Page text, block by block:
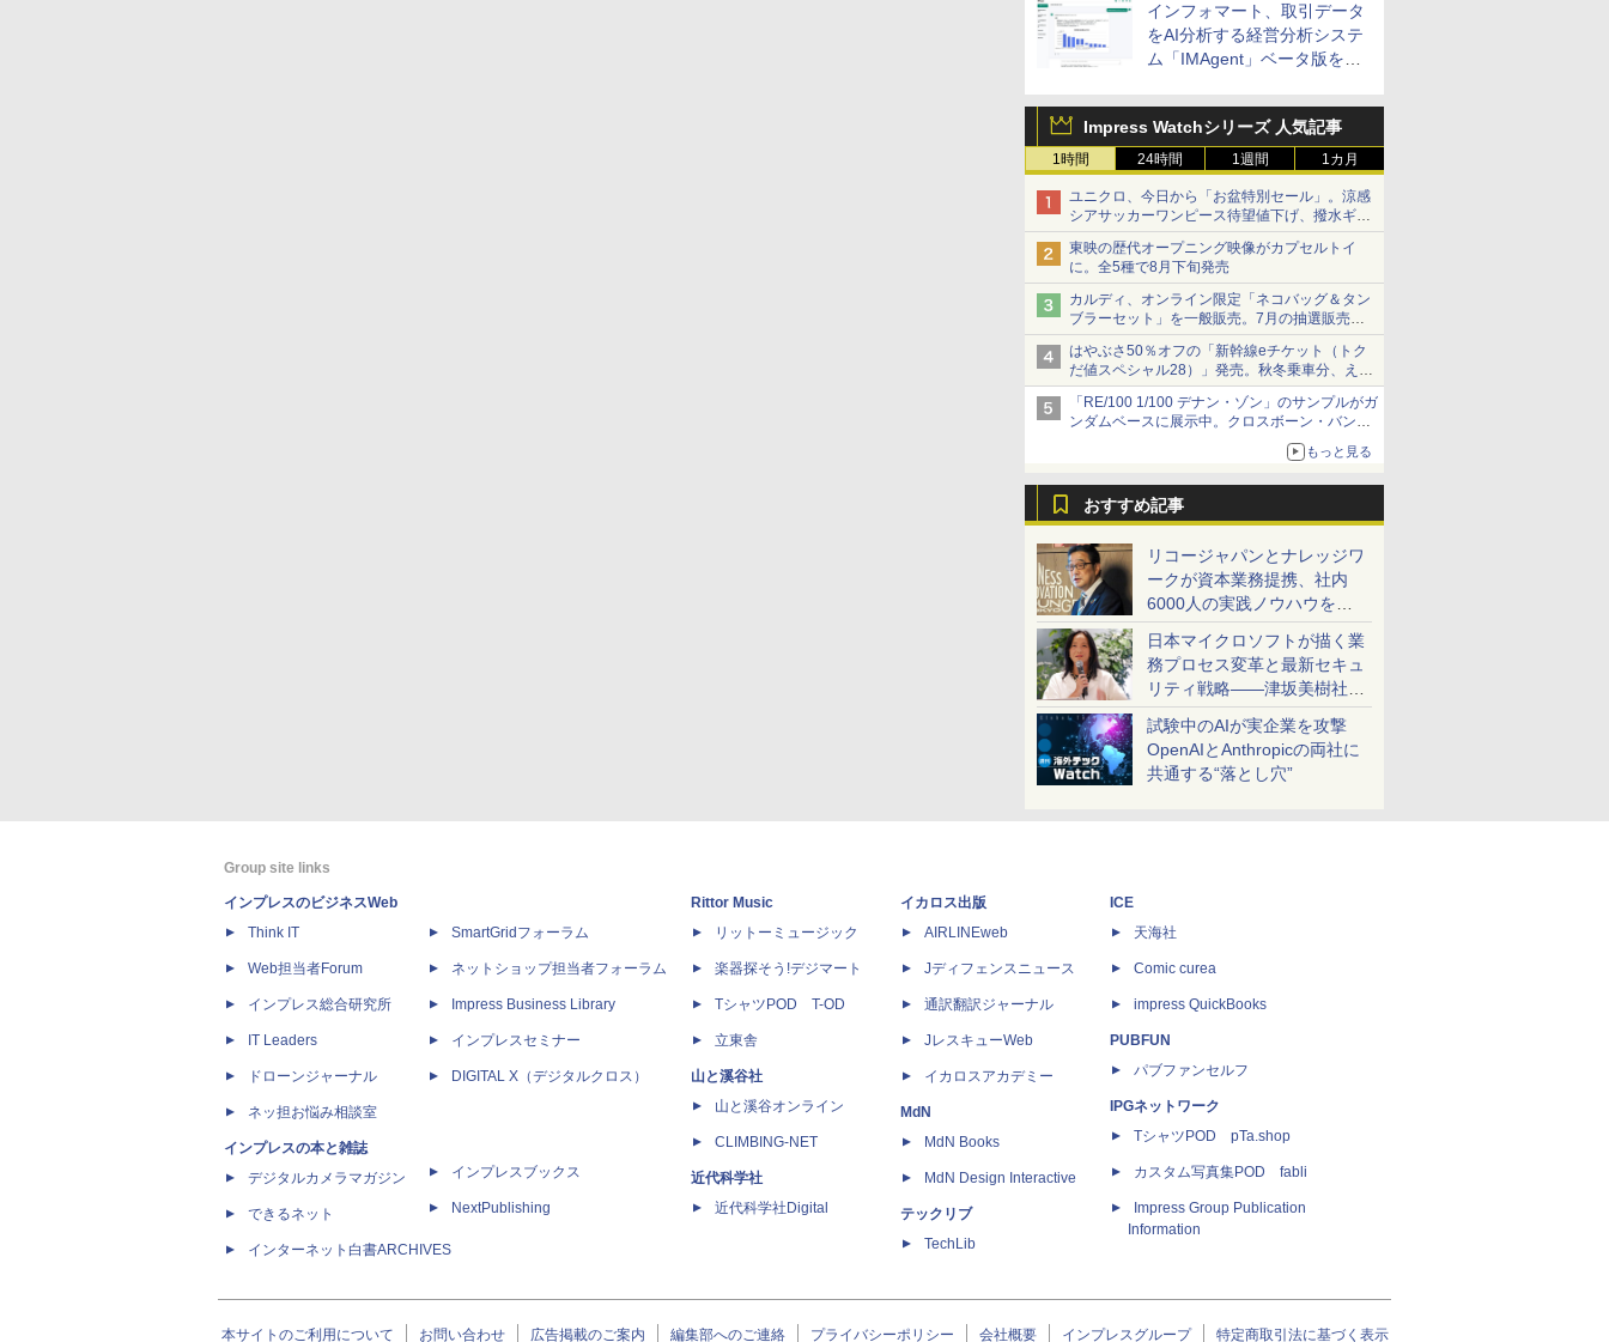
インフォマート、取引データ
をAI分析する経営分析システ
ム「IMAgent」ベータ版を提
Impress Watchシリーズ 人気記事
1時間 24時間 1週間 1カ月
ユニクロ、今日から「お盆特別セール」。涼感
シアサッカーワンピース待望値下げ、撥水ギア
ショーツは1990円に
東映の歴代オープニング映像がカプセルトイ
に。全5種で8月下旬発売
カルディ、オンライン限定「ネコバッグ＆タン
ブラーセット」を一般販売。7月の抽選販売の
当選無効分
はやぶさ50％オフの「新幹線eチケット（トク
だ値スペシャル28）」発売。秋冬乗車分、えき
ねっと限定
「RE/100 1/100 デナン・ゾン」のサンプルがガ
ンダムベースに展示中。クロスボーン・バンガ
ードの制式量産機が間もなく発送【ガンダムベ
もっと見る
おすすめ記事
リコージャパンとナレッジワ
ークが資本業務提携、社内
6000人の実践ノウハウを生
かした「AI商談記録 for
RICOH」を展開へ
日本マイクロソフトが描く業
務プロセス変革と最新セキュ
リティ戦略――津坂美樹社長
が2027年度戦略を説明
試験中のAIが実企業を攻撃
OpenAIとAnthropicの両社に
共通する“落とし穴”
Group site links
インプレスのビジネスWeb
Think IT
Web担当者Forum
インプレス総合研究所
IT Leaders
ドローンジャーナル
ネッ担お悩み相談室
インプレスの本と雑誌
デジタルカメラマガジン
できるネット
インターネット白書ARCHIVES
SmartGridフォーラム
ネットショップ担当者フォーラム
Impress Business Library
インプレスセミナー
DIGITAL X（デジタルクロス）
インプレスブックス
NextPublishing
Rittor Music
リットーミュージック
楽器探そう!デジマート
TシャツPOD T-OD
立東舎
山と溪谷社
山と溪谷オンライン
CLIMBING-NET
近代科学社
近代科学社Digital
イカロス出版
AIRLINEweb
Jディフェンスニュース
通訳翻訳ジャーナル
JレスキューWeb
イカロスアカデミー
MdN
MdN Books
MdN Design Interactive
テックリブ
TechLib
ICE
天海社
Comic curea
impress QuickBooks
PUBFUN
パブファンセルフ
IPGネットワーク
TシャツPOD pTa.shop
カスタム写真集POD fabli
Impress Group Publication
Information
本サイトのご利用について お問い合わせ 広告掲載のご案内 編集部へのご連絡 プライバシーポリシー 会社概要 インプレスグループ 特定商取引法に基づく表示